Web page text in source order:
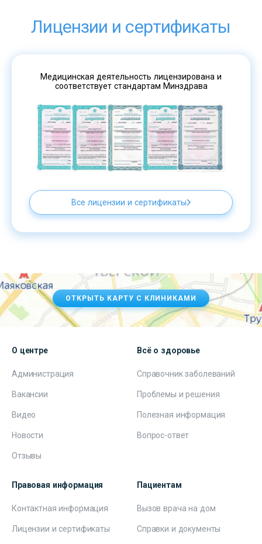
Лицензии и сертификаты
Медицинская деятельность лицензирована и
соответствует стандартам Минздрава
Все лицензии и сертификаты
ОТКРЫТЬ КАРТУ С КЛИНИКАМИ
О центре
Администрация
Вакансии
Видео
Новости
Отзывы
Всё о здоровье
Справочник заболеваний
Проблемы и решения
Полезная информация
Вопрос-ответ
Правовая информация
Контактная информация
Лицензии и сертификаты
Пациентам
Вызов врача на дом
Справки и документы